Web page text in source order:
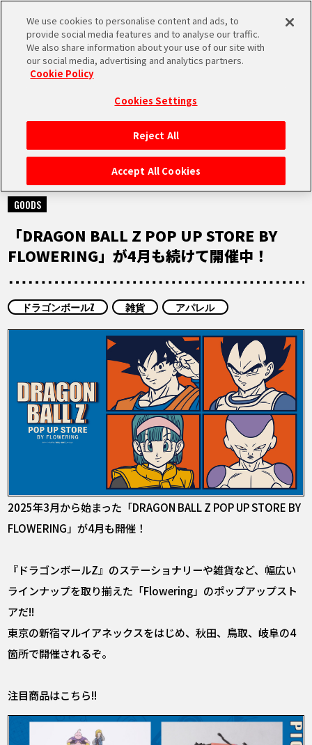
MEN
HOME
NEWS
RANKING
MOVIE
COLUMNS
LANGUAGE
EN DE
NEWS
2025.04.01
GOODS
「DRAGON BALL Z POP UP STORE BY
FLOWERING」が4月も続けて開催中！
ドラゴンボールZ 雑貨 アパレル
2025年3月から始まった「DRAGON BALL Z POP UP STORE BY
FLOWERING」が4月も開催！
『ドラゴンボールZ』のステーショナリーや雑貨など、幅広い
ラインナップを取り揃えた「Flowering」のポップアップスト
アだ!!
東京の新宿マルイアネックスをはじめ、秋田、鳥取、岐阜の4
箇所で開催されるぞ。
注目商品はこちら!!
We use cookies to personalise content and ads, to
provide social media features and to analyse our traffic.
We also share information about your use of our site with
our social media, advertising and analytics partners.
Cookie Policy
Cookies Settings
Reject All
Accept All Cookies